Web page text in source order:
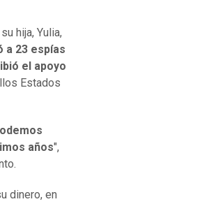
hija, Yulia,
a 23 espías
el apoyo
Estados
años",
dinero, en